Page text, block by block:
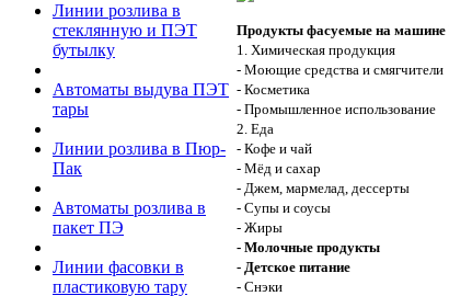
Линии розлива в
стеклянную и ПЭТ
бутылку
Автоматы выдува ПЭТ
тары
Линии розлива в Пюр-
Пак
Автоматы розлива в
пакет ПЭ
Линии фасовки в
пластиковую тару
Продукты фасуемые на машине
1. Химическая продукция
- Моющие средства и смягчители
- Косметика
- Промышленное использование
2. Еда
- Кофе и чай
- Мёд и сахар
- Джем, мармелад, дессерты
- Супы и соусы
- Жиры
- Молочные продукты
- Детское питание
- Снэки